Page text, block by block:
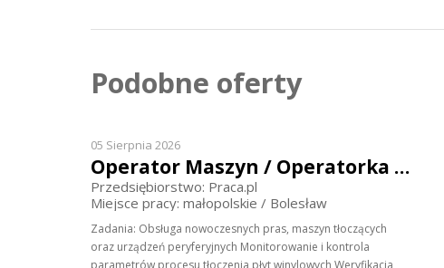
Podobne oferty
05 Sierpnia 2026
Operator Maszyn / Operatorka Maszyn
Przedsiębiorstwo: Praca.pl
Miejsce pracy: małopolskie / Bolesław
Zadania: Obsługa nowoczesnych pras, maszyn tłoczących
oraz urządzeń peryferyjnych Monitorowanie i kontrola
parametrów procesu tłoczenia płyt winylowych Weryfikacja